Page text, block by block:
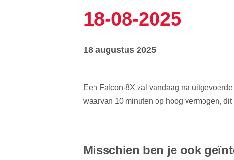
18-08-2025
18 augustus 2025
Een Falcon-8X zal vandaag na
waarvan 10 minuten op hoog vermogen,
Misschien ben je ook